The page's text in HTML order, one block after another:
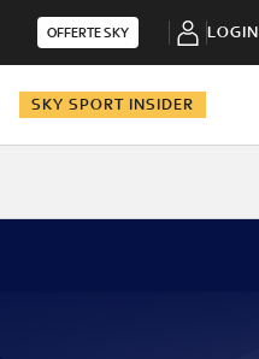
OFFERTE SKY LOGIN
SKY SPORT INSIDER